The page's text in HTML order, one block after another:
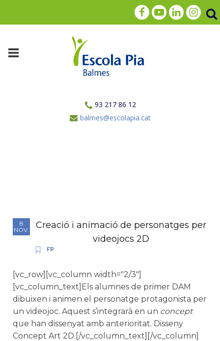
93 217 86 12
balmes@escolapia.cat
8
NOV.
Creació i animació de personatges per
videojocs 2D
FP
[vc_row][vc_column width="2/3"]
[vc_column_text]Els alumnes de primer DAM
dibuixen i animen el personatge protagonista per
un videojoc. Aquest s’integrarà en un concept
que han dissenyat amb anterioritat. Disseny
Concept Art 2D.[/vc_column_text][/vc_column]